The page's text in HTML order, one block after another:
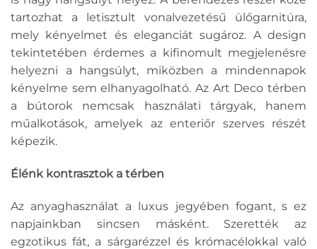
tartozhat a letisztult vonalvezetésű ülőgarnitúra,
mely kényelmet és eleganciát sugároz. A design
tekintetében érdemes a kifinomult megjelenésre
helyezni a hangsúlyt, miközben a mindennapok
kényelme sem elhanyagolható. Az Art Deco térben
a bútorok nemcsak használati tárgyak, hanem
műalkotások, amelyek az enteriőr szerves részét
képezik.
Élénk kontrasztok a térben
Az anyaghasználat a luxus jegyében fogant, s ez
napjainkban sincsen másként. Szerették az
egzotikus fát, a sárgarézzel és krómacélokkal való